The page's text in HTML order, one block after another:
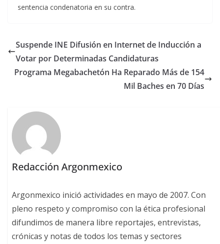
sentencia condenatoria en su contra.
Suspende INE Difusión en Internet de Inducción a
Votar por Determinadas Candidaturas
Programa Megabachetón Ha Reparado Más de 154
Mil Baches en 70 Días
Redacción Argonmexico
Argonmexico inició actividades en mayo de 2007. Con
pleno respeto y compromiso con la ética profesional
difundimos de manera libre reportajes, entrevistas,
crónicas y notas de todos los temas y sectores